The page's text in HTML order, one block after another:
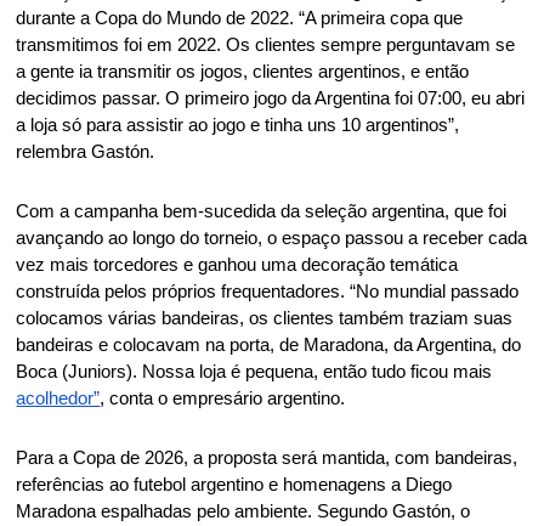
durante a Copa do Mundo de 2022. “A primeira copa que
transmitimos foi em 2022. Os clientes sempre perguntavam se
a gente ia transmitir os jogos, clientes argentinos, e então
decidimos passar. O primeiro jogo da Argentina foi 07:00, eu abri
a loja só para assistir ao jogo e tinha uns 10 argentinos”,
relembra Gastón.
Com a campanha bem-sucedida da seleção argentina, que foi
avançando ao longo do torneio, o espaço passou a receber cada
vez mais torcedores e ganhou uma decoração temática
construída pelos próprios frequentadores. “No mundial passado
colocamos várias bandeiras, os clientes também traziam suas
bandeiras e colocavam na porta, de Maradona, da Argentina, do
acolhedor”, conta o empresário argentino.
Para a Copa de 2026, a proposta será mantida, com bandeiras,
referências ao futebol argentino e homenagens a Diego
Maradona espalhadas pelo ambiente. Segundo Gastón, o